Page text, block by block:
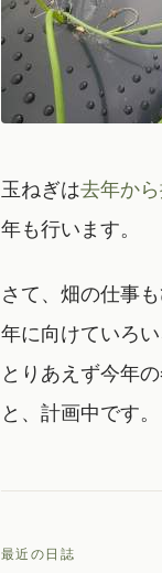
玉ねぎは去年か
年も行います。
さて、畑の仕事
年に向けていろ
とりあえず今年
と、計画中です。
最近の日誌